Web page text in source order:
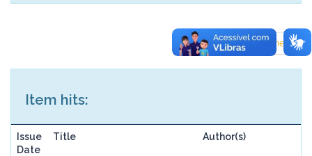
previous 1 next
Item hits:
Issue
Date
Title Author(s)